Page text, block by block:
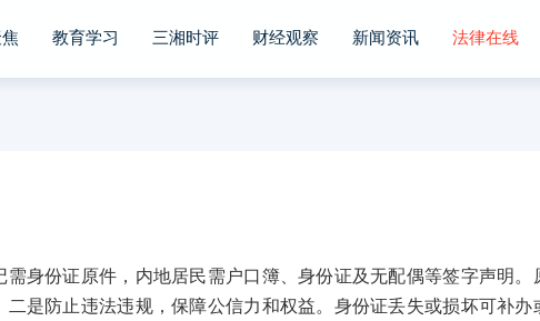
教育学习 三湘时评 财经观察 新闻资讯 法律在线
份证原件，内地居民需户口簿、身份证及无配偶等签字声明。
是防止违法违规，保障公信力和权益。身份证丢失或损坏可补办